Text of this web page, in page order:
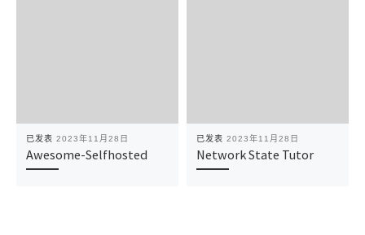
已发表 2023年11月28日
Awesome-Selfhosted
已发表 2023年11月28日
Network State Tutor